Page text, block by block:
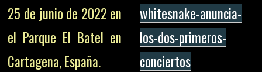
25 de junio de 2022 en
el Parque El Batel en
Cartagena, España.
whitesnake-anuncia-
los-dos-primeros-
conciertos